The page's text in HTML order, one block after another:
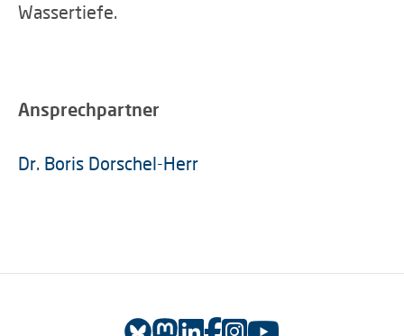
Wassertiefe.
Ansprechpartner
Dr. Boris Dorschel-Herr